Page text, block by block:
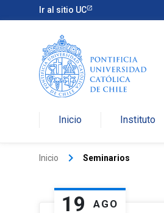
Ir al sitio UC
Inicio Instituto
Inicio keyboard_arrow_right Seminarios
19 AGO